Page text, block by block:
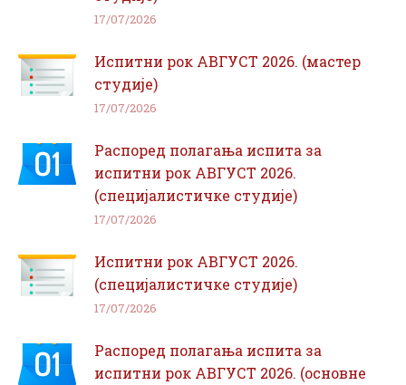
17/07/2026
Испитни рок АВГУСТ 2026. (мастер
студије)
17/07/2026
Распоред полагања испита за
испитни рок АВГУСТ 2026.
(специјалистичке студије)
17/07/2026
Испитни рок АВГУСТ 2026.
(специјалистичке студије)
17/07/2026
Распоред полагања испита за
испитни рок АВГУСТ 2026. (основне